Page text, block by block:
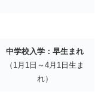
中学校入学：早生まれ
（1月1日～4月1日生ま
れ）